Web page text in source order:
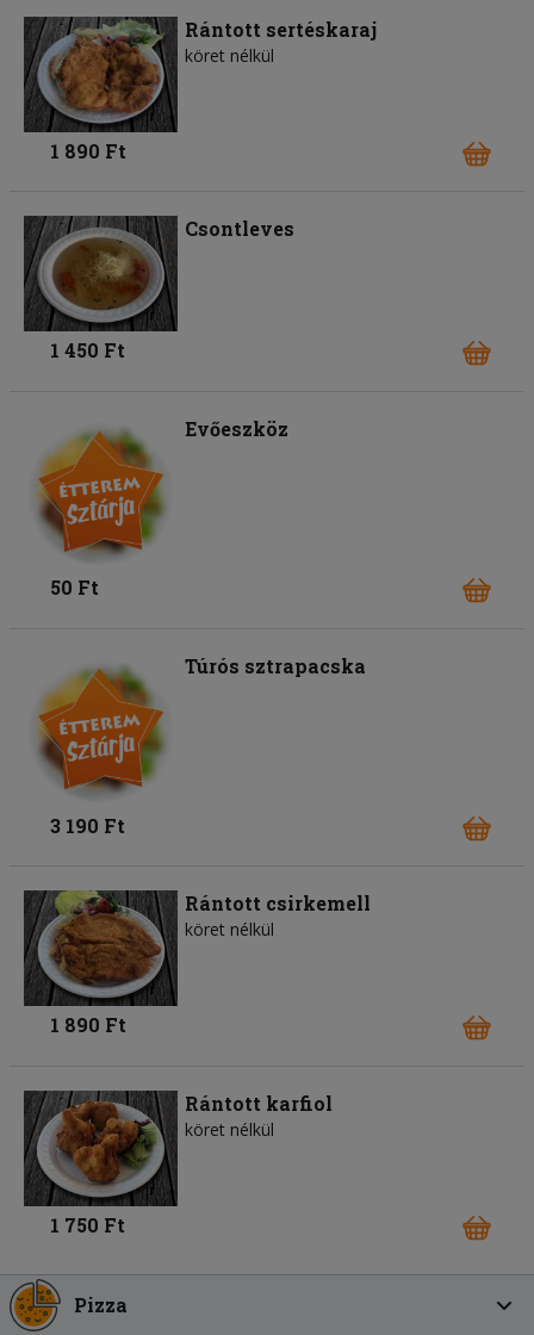
Rántott sertéskaraj
köret nélkül
1 890 Ft
Csontleves
1 450 Ft
Evőeszköz
50 Ft
Túrós sztrapacska
3 190 Ft
Rántott csirkemell
köret nélkül
1 890 Ft
Rántott karfiol
köret nélkül
1 750 Ft
Pizza